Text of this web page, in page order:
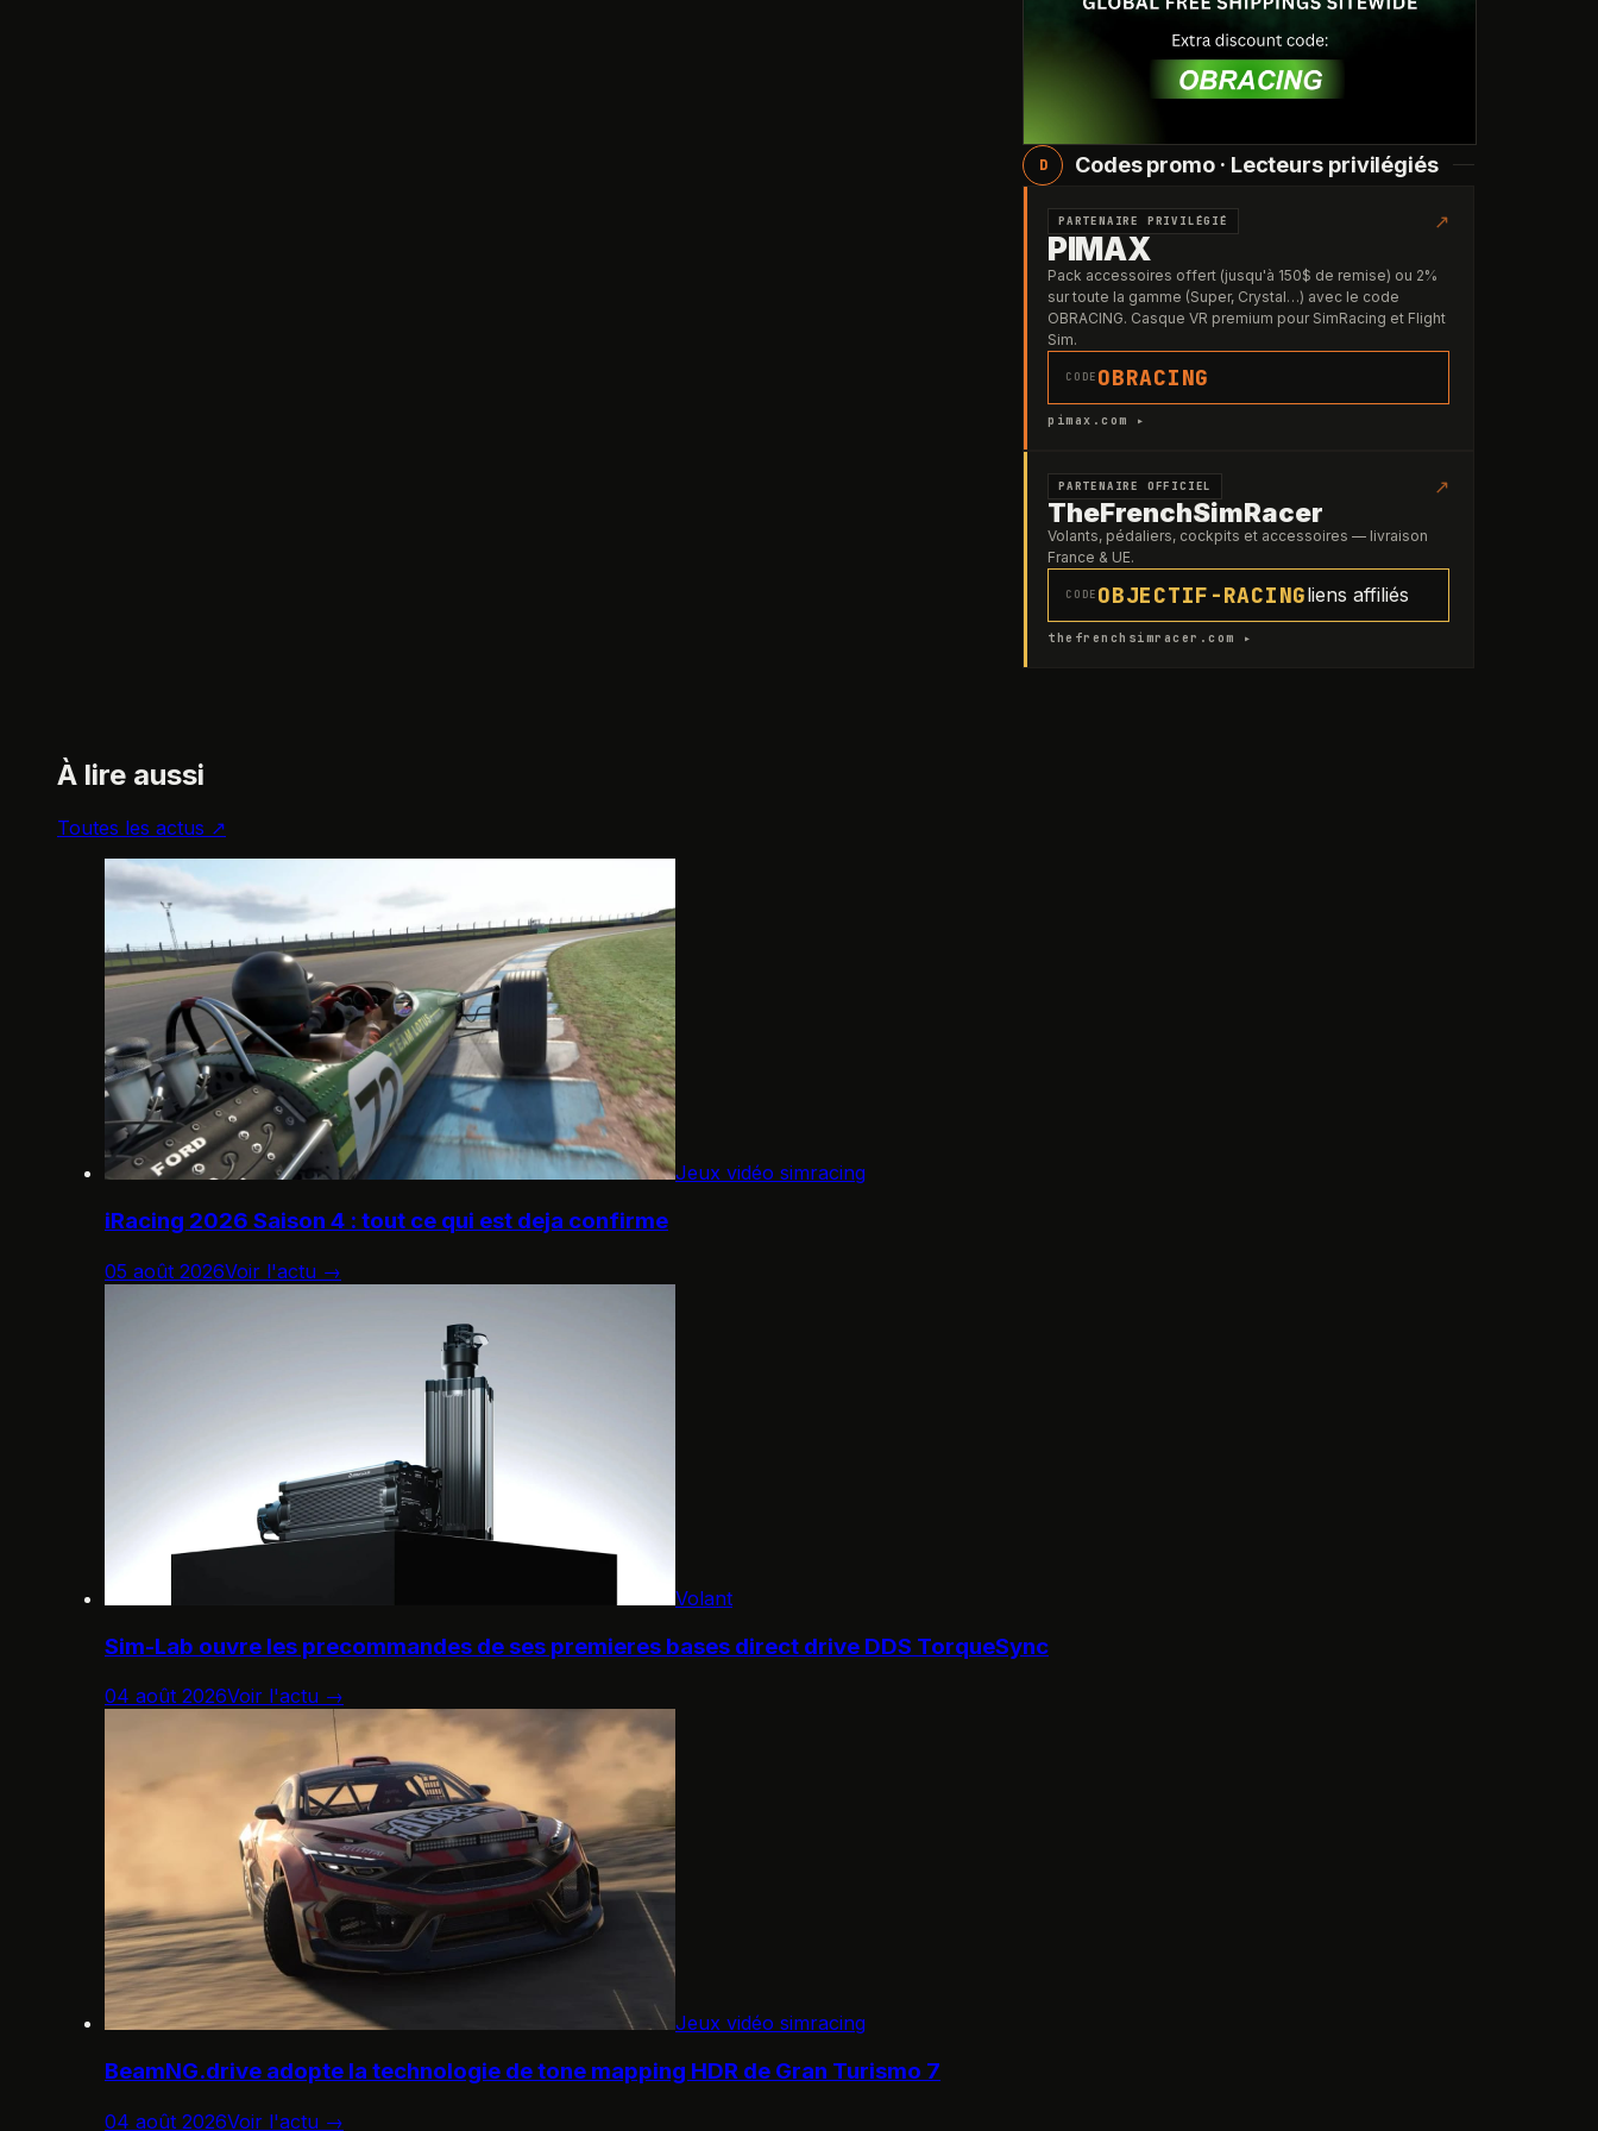
D Codes promo · Lecteurs privilégiés
PARTENAIRE PRIVILÉGIÉ ↗
PIMAX
Pack accessoires offert (jusqu'à 150$ de remise) ou 2%
sur toute la gamme (Super, Crystal…) avec le code
OBRACING. Casque VR premium pour SimRacing et Flight
Sim.
CODE OBRACING
pimax.com ▸
PARTENAIRE OFFICIEL ↗
TheFrenchSimRacer
Volants, pédaliers, cockpits et accessoires — livraison
France & UE.
CODE OBJECTIF-RACINGliens affiliés
thefrenchsimracer.com ▸
À lire aussi
Toutes les actus ↗
Jeux vidéo simracing
iRacing 2026 Saison 4 : tout ce qui est deja confirme
05 août 2026Voir l'actu →
Volant
Sim-Lab ouvre les precommandes de ses premieres bases direct drive DDS TorqueSync
04 août 2026Voir l'actu →
Jeux vidéo simracing
BeamNG.drive adopte la technologie de tone mapping HDR de Gran Turismo 7
04 août 2026Voir l'actu →